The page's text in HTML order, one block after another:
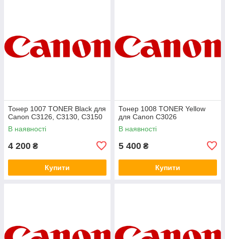
Тонер 1007 TONER Black для
Canon C3126, C3130, C3150
В наявності
4 200 ₴
Купити
Тонер 1008 TONER Yellow
для Canon C3026
В наявності
5 400 ₴
Купити